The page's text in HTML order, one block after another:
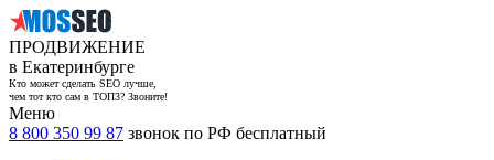
ПРОДВИЖЕНИЕ
в Екатеринбурге
Кто может сделать SEO лучше,
чем тот кто сам в ТОП3? Звоните!
Меню
8 800 350 99 87 звонок по РФ бесплатный